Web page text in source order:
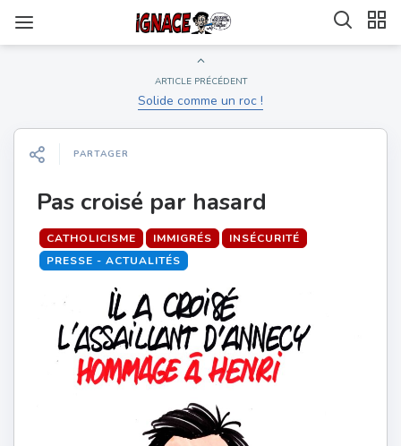
ARTICLE PRÉCÉDENT
Solide comme un roc !
PARTAGER
Pas croisé par hasard
CATHOLICISME IMMIGRÉS
INSÉCURITÉ
PRESSE - ACTUALITÉS